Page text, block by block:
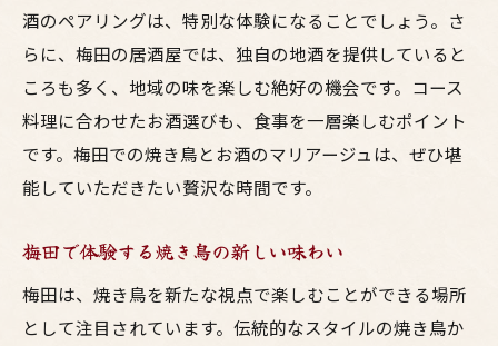
酒のペアリングは、特別な体験になることでしょう。さ
らに、梅田の居酒屋では、独自の地酒を提供していると
ころも多く、地域の味を楽しむ絶好の機会です。コース
料理に合わせたお酒選びも、食事を一層楽しむポイント
です。梅田での焼き鳥とお酒のマリアージュは、ぜひ堪
能していただきたい贅沢な時間です。
梅田で体験する焼き鳥の新しい味わい
梅田は、焼き鳥を新たな視点で楽しむことができる場所
として注目されています。伝統的なスタイルの焼き鳥か